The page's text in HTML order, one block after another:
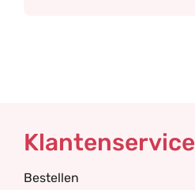
Klantenservice
Bestellen